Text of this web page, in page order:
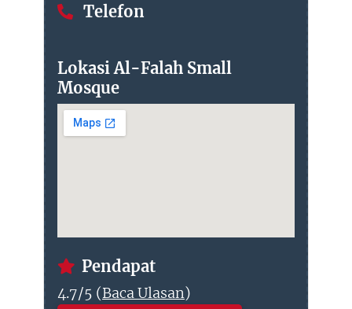
Telefon
Lokasi Al-Falah Small
Mosque
Pendapat
4.7/5 (Baca Ulasan)